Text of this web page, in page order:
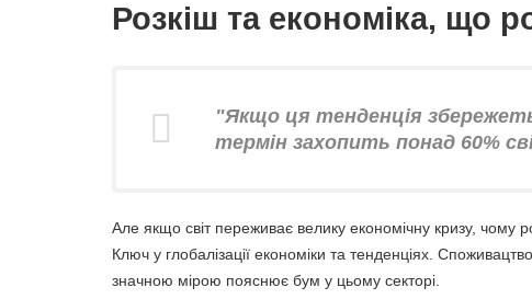
Розкіш та економіка, що
"Якщо ця тенденція
термін захопить понад 60%
Але якщо світ переживає велику економічну кризу, чому
Ключ у глобалізації економіки та тенденціях.
значною мірою пояснює бум у цьому секторі.